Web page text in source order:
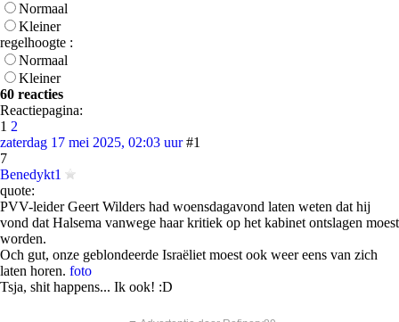
Normaal
Kleiner
regelhoogte :
Normaal
Kleiner
60 reacties
Reactiepagina:
1 2
zaterdag 17 mei 2025, 02:03 uur #1
7
Benedykt1
quote:
PVV-leider Geert Wilders had woensdagavond laten weten dat hij
vond dat Halsema vanwege haar kritiek op het kabinet ontslagen moest
worden.
Och gut, onze geblondeerde Israëliet moest ook weer eens van zich
laten horen. foto
Tsja, shit happens... Ik ook! :D